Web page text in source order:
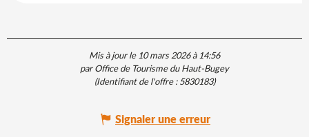
Mis à jour le 10 mars 2026 à 14:56
par Office de Tourisme du Haut-Bugey
(Identifiant de l'offre :5830183)
Signaler une erreur